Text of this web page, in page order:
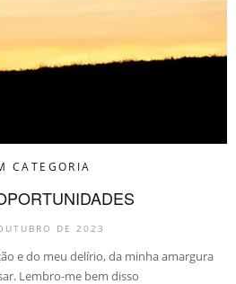
CATEGORIA
DE 2023
e do meu delírio, da minha amargura
Lembro-me bem disso